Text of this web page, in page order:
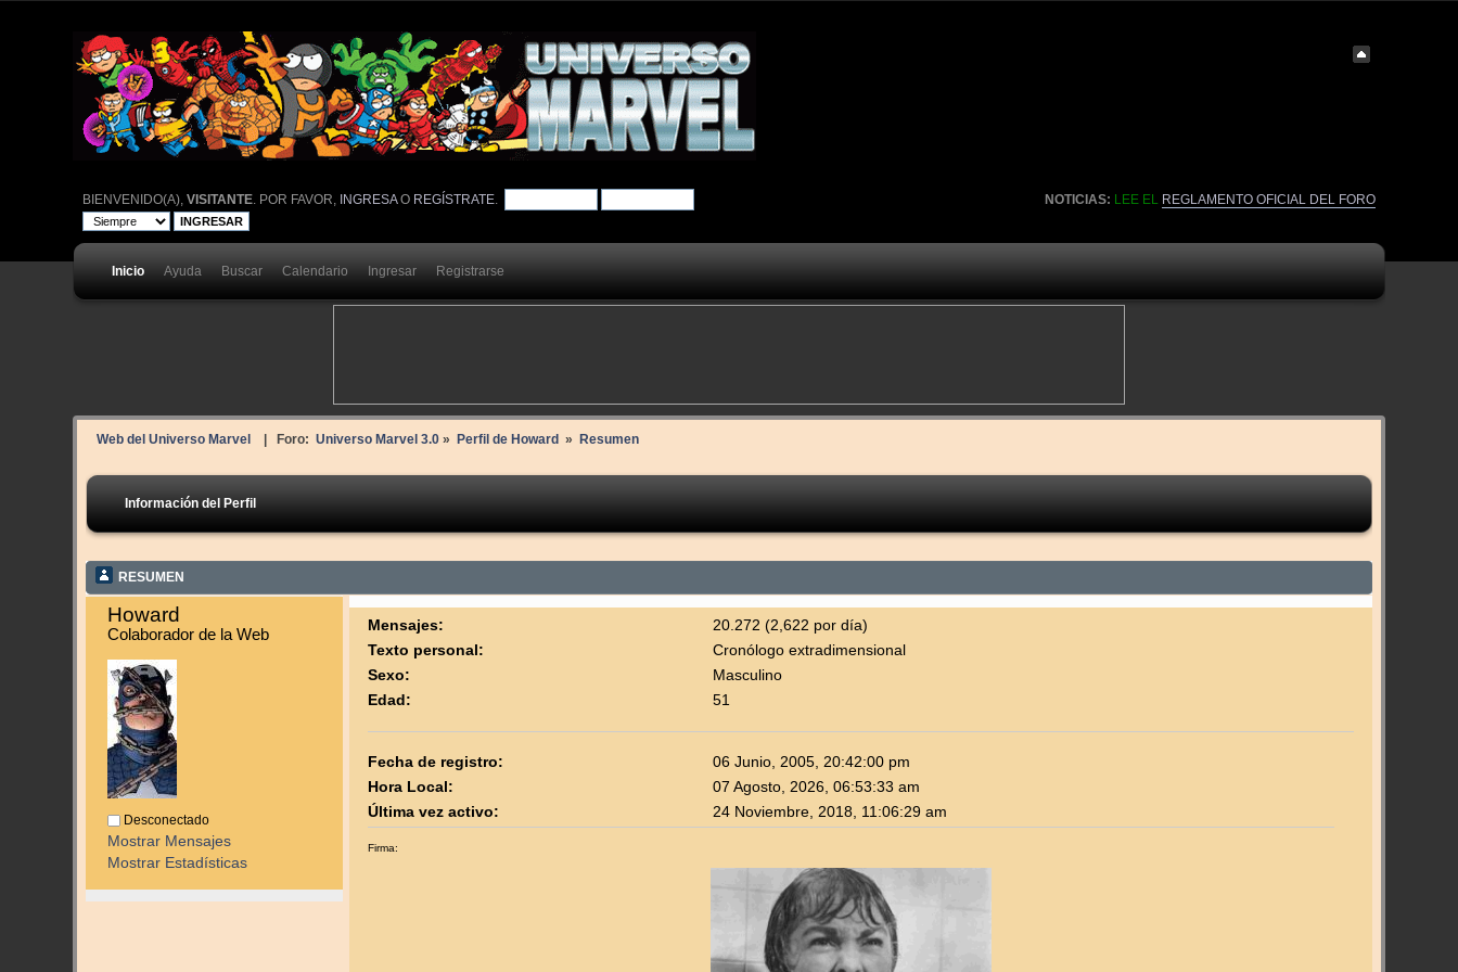
NOTICIAS: LEE EL REGLAMENTO OFICIAL DEL FORO
BIENVENIDO(A), VISITANTE. POR FAVOR, INGRESAO REGÍSTRATE.
Inicio Ayuda Buscar Calendario Ingresar Registrarse
Web del Universo Marvel | Foro: Universo Marvel 3.0» Perfil de Howard » Resumen
Información del Perfil
RESUMEN
Howard
Colaborador de la Web
Desconectado
Mostrar Mensajes
Mostrar Estadísticas
Mensajes:
20.272 (2,622 por día)
Texto personal:
Cronólogo extradimensional
Sexo:
Masculino
Edad:
51
Fecha de registro:
06 Junio, 2005, 20:42:00 pm
Hora Local:
07 Agosto, 2026, 06:53:33 am
Última vez activo:
24 Noviembre, 2018, 11:06:29 am
Firma: